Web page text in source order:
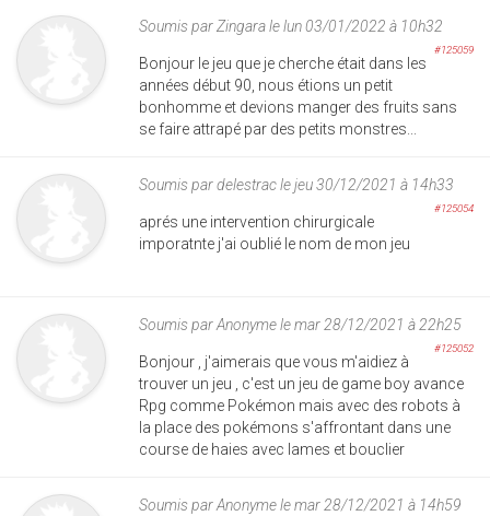
Soumis parZingarale lun 03/01/2022 à 10h32
#125059
Bonjour le jeu que je cherche était dans les
années début 90, nous étions un petit
bonhomme et devions manger des fruits sans
se faire attrapé par des petits monstres...
Soumis pardelestracle jeu 30/12/2021 à 14h33
#125054
aprés une intervention chirurgicale
imporatnte j'ai oublié le nom de mon jeu
Soumis parAnonymele mar 28/12/2021 à 22h25
#125052
Bonjour , j'aimerais que vous m'aidiez à
trouver un jeu , c'est un jeu de game boy avance
Rpg comme Pokémon mais avec des robots à
la place des pokémons s'affrontant dans une
course de haies avec lames et bouclier
Soumis parAnonymele mar 28/12/2021 à 14h59